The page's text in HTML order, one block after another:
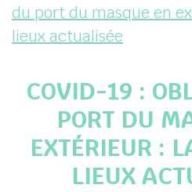
du port du masque en
lieux actualisée
COVID-19 :
PORT DU
EXTÉRIEUR :
LIEUX